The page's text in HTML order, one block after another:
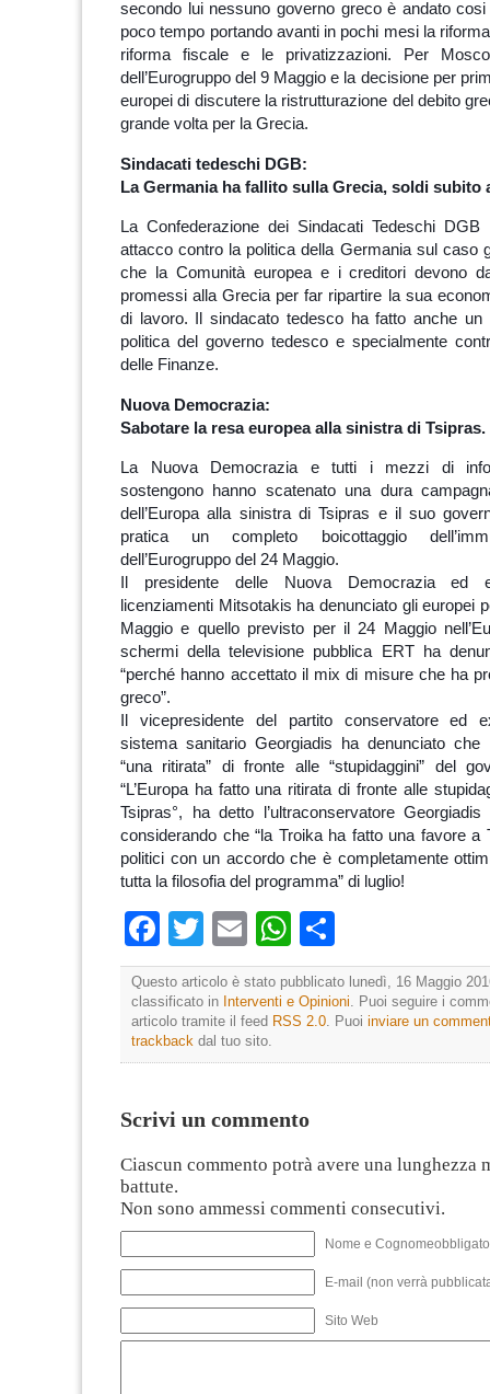
secondo lui nessuno governo greco è andato
poco tempo portando avanti in pochi mesi la
riforma fiscale e le privatizzazioni. Per
dell’Eurogruppo del 9 Maggio e la decisione per
europei di discutere la ristrutturazione del debito
grande volta per la Grecia.
Sindacati tedeschi DGB:
La Germania ha fallito sulla Grecia, soldi subito
La Confederazione dei Sindacati Tedeschi
attacco contro la politica della Germania sul caso
che la Comunità europea e i creditori devono
promessi alla Grecia per far ripartire la sua
di lavoro. Il sindacato tedesco ha fatto anche un
politica del governo tedesco e specialmente
delle Finanze.
Nuova Democrazia:
Sabotare la resa europea alla sinistra di Tsipras.
La Nuova Democrazia e tutti i mezzi di
sostengono hanno scatenato una dura
dell’Europa alla sinistra di Tsipras e il suo
pratica un completo boicottaggio
dell’Eurogruppo del 24 Maggio.
Il presidente delle Nuova Democrazia ed
licenziamenti Mitsotakis ha denunciato gli europei
Maggio e quello previsto per il 24 Maggio
schermi della televisione pubblica ERT ha
“perché hanno accettato il mix di misure che ha
greco”.
Il vicepresidente del partito conservatore ed
sistema sanitario Georgiadis ha denunciato che
“una ritirata” di fronte alle “stupidaggini” del
“L’Europa ha fatto una ritirata di fronte alle
Tsipras°, ha detto l’ultraconservatore
considerando che “la Troika ha fatto una favore a
politici con un accordo che è completamente
tutta la filosofia del programma” di luglio!
Facebook
TwitterEmailWhatsApp
Questo articolo è stato pubblicato lunedì, 16 Maggio
classificato in Interventi e Opinioni. Puoi seguire i
articolo tramite il feed RSS 2.0. Puoi inviare un
trackback dal tuo sito.
Scrivi un commento
Ciascun commento potrà avere una lunghezza
battute.
Non sono ammessi commenti consecutivi.
Nome e
E-mail (non verrà
Sito Web